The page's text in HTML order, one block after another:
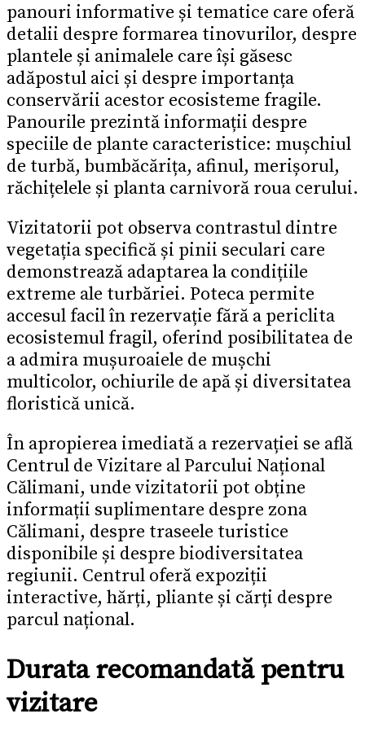
panouri informative și tematice care oferă
detalii despre formarea tinovurilor, despre
plantele și animalele care își găsesc
adăpostul aici și despre importanța
conservării acestor ecosisteme fragile.
Panourile prezintă informații despre
speciile de plante caracteristice: mușchiul
de turbă, bumbăcărița, afinul, merișorul,
răchițelele și planta carnivoră roua cerului.
Vizitatorii pot observa contrastul dintre
vegetația specifică și pinii seculari care
demonstrează adaptarea la condițiile
extreme ale turbăriei. Poteca permite
accesul facil în rezervație fără a periclita
ecosistemul fragil, oferind posibilitatea de
a admira mușuroaiele de mușchi
multicolor, ochiurile de apă și diversitatea
floristică unică.
În apropierea imediată a rezervației se află
Centrul de Vizitare al Parcului Național
Călimani, unde vizitatorii pot obține
informații suplimentare despre zona
Călimani, despre traseele turistice
disponibile și despre biodiversitatea
regiunii. Centrul oferă expoziții
interactive, hărți, pliante și cărți despre
parcul național.
Durata recomandată pentru
vizitare